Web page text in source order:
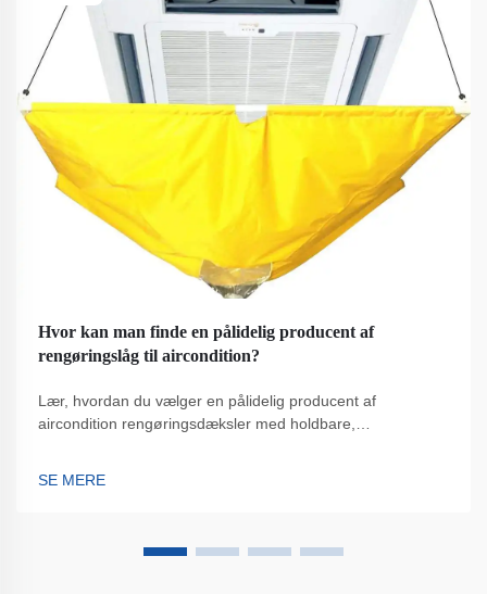
Hvor kan man finde en pålidelig producent af
rengøringslåg til aircondition?
Lær, hvordan du vælger en pålidelig producent af
aircondition rengøringsdæksler med holdbare,
SE MERE